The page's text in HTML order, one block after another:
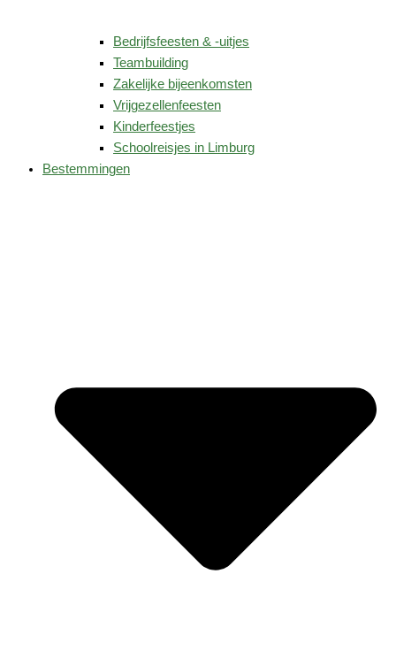
Bedrijfsfeesten & -uitjes
Teambuilding
Zakelijke bijeenkomsten
Vrijgezellenfeesten
Kinderfeestjes
Schoolreisjes in Limburg
Bestemmingen